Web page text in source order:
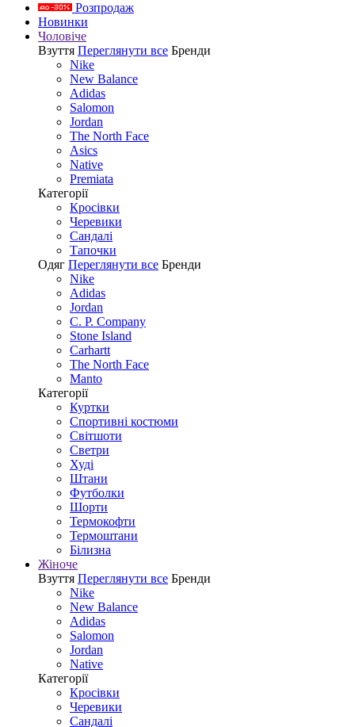
Розпродаж
Новинки
Чоловіче
Взуття Переглянути все Бренди
Nike
New Balance
Adidas
Salomon
Jordan
The North Face
Asics
Native
Premiata
Категорії
Кросівки
Черевики
Сандалі
Tапочки
Одяг Переглянути все Бренди
Nike
Adidas
Jordan
C. P. Company
Stone Island
Carhartt
The North Face
Manto
Категорії
Куртки
Спортивні костюми
Світшоти
Светри
Худі
Штани
Футболки
Шорти
Термокофти
Термоштани
Білизна
Жіноче
Взуття Переглянути все Бренди
Nike
New Balance
Adidas
Salomon
Jordan
Native
Категорії
Кросівки
Черевики
Сандалі